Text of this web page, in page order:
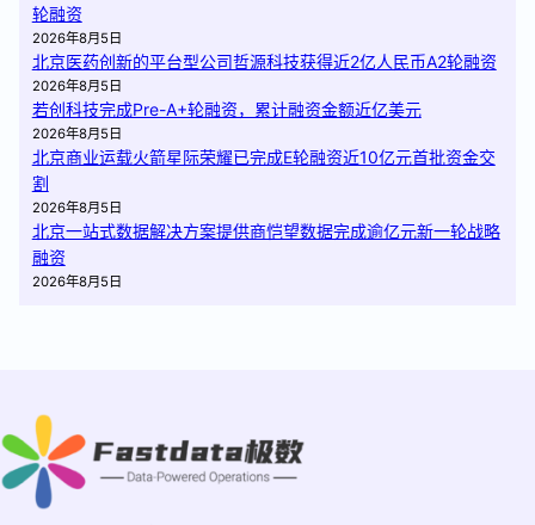
轮融资
2026年8月5日
北京医药创新的平台型公司哲源科技获得近2亿人民币A2轮融资
2026年8月5日
若创科技完成Pre-A+轮融资，累计融资金额近亿美元
2026年8月5日
北京商业运载火箭星际荣耀已完成E轮融资近10亿元首批资金交
割
2026年8月5日
北京一站式数据解决方案提供商恺望数据完成逾亿元新一轮战略
融资
2026年8月5日